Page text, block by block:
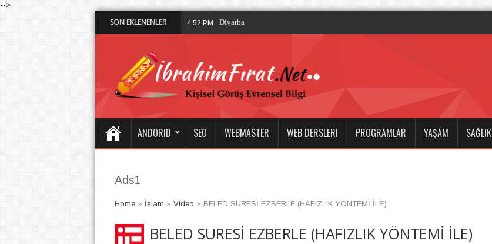
-->
SON EKLENENLER 4:52 PM Diyarbakır’da Boşanma ve Ceza Hukuku Alan
ANDORID SEO WEBMASTER WEB DERSLERI PROGRAMLAR YAŞAM SAĞLIK
Ads1
Home» İslam » Video » BELED SURESİ EZBERLE (HAFIZLIK YÖNTEMİ İLE)
BELED SURESİ EZBERLE (HAFIZLIK YÖNTEMİ İLE)